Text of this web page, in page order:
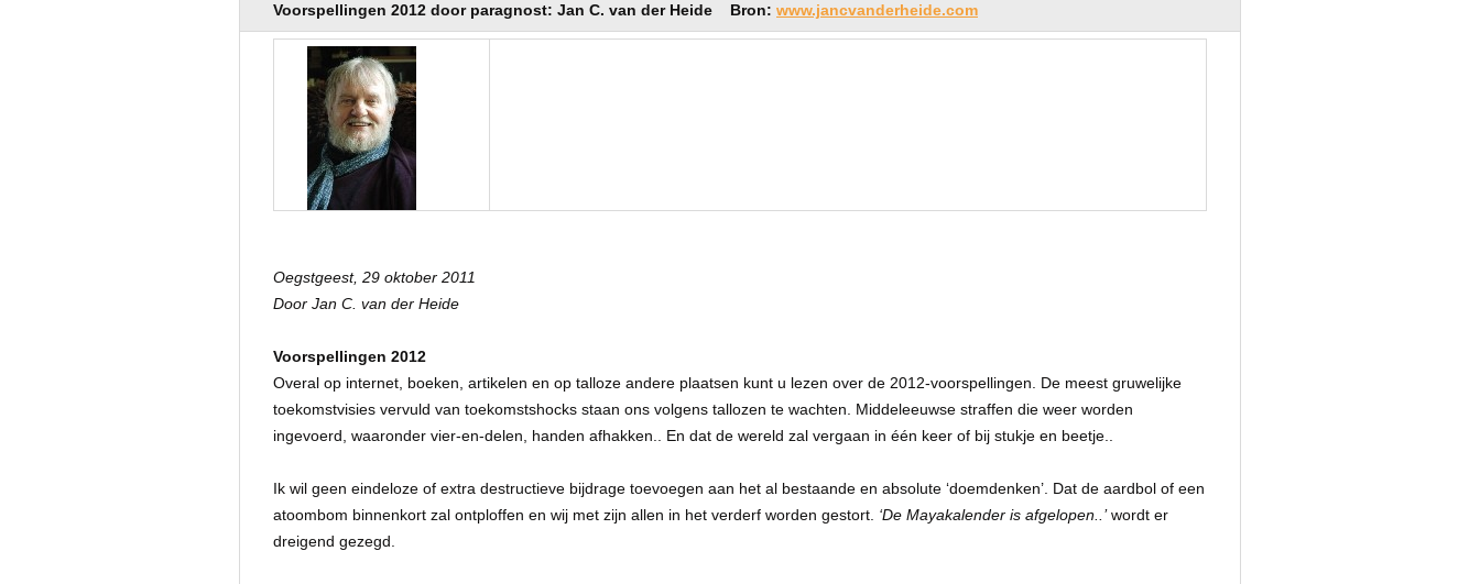
Voorspellingen 2012 door paragnost: Jan C. van der Heide Bron: www.jancvanderheide.com
Oegstgeest, 29 oktober 2011
Door Jan C. van der Heide
Voorspellingen 2012
Overal op internet, boeken, artikelen en op talloze andere plaatsen kunt u lezen over de 2012-voorspellingen. De meest gruwelijke
toekomstvisies vervuld van toekomstshocks staan ons volgens tallozen te wachten. Middeleeuwse straffen die weer worden
ingevoerd, waaronder vier-en-delen, handen afhakken.. En dat de wereld zal vergaan in één keer of bij stukje en beetje..
Ik wil geen eindeloze of extra destructieve bijdrage toevoegen aan het al bestaande en absolute ‘doemdenken’. Dat de aardbol of een
atoombom binnenkort zal ontploffen en wij met zijn allen in het verderf worden gestort. ‘De Mayakalender is afgelopen..’wordt er
dreigend gezegd.